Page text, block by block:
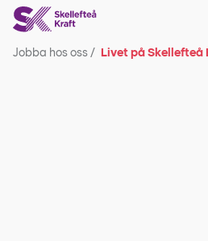
Jobba hos oss/ Livet på Skellefteå